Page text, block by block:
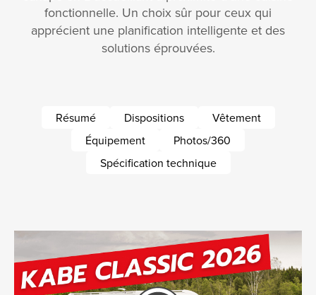
fonctionnelle. Un choix sûr pour ceux qui
apprécient une planification intelligente et des
solutions éprouvées.
Résumé Dispositions
Vêtement
Équipement
Photos/360
Spécification technique